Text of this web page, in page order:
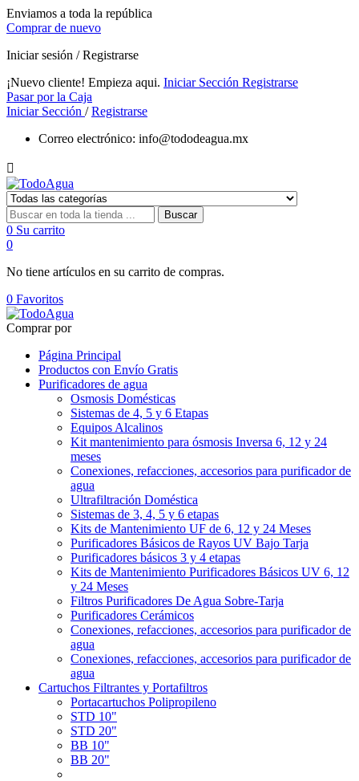
Enviamos a toda la república
Comprar de nuevo
Iniciar sesión / Registrarse
¡Nuevo cliente! Empieza aqui. Iniciar Sección Registrarse
Pasar por la Caja
Iniciar Sección /Registrarse
Correo electrónico: info@tododeagua.mx

Buscar
0 Su carrito
0
No tiene artículos en su carrito de compras.
0 Favoritos
Comprar por
Página Principal
Productos con Envío Gratis
Purificadores de agua
Osmosis Domésticas
Sistemas de 4, 5 y 6 Etapas
Equipos Alcalinos
Kit mantenimiento para ósmosis Inversa 6, 12 y 24
meses
Conexiones, refacciones, accesorios para purificador de
agua
Ultrafiltración Doméstica
Sistemas de 3, 4, 5 y 6 etapas
Kits de Mantenimiento UF de 6, 12 y 24 Meses
Purificadores Básicos de Rayos UV Bajo Tarja
Purificadores básicos 3 y 4 etapas
Kits de Mantenimiento Purificadores Básicos UV 6, 12
y 24 Meses
Filtros Purificadores De Agua Sobre-Tarja
Purificadores Cerámicos
Conexiones, refacciones, accesorios para purificador de
agua
Conexiones, refacciones, accesorios para purificador de
agua
Cartuchos Filtrantes y Portafiltros
Portacartuchos Polipropileno
STD 10"
STD 20"
BB 10"
BB 20"